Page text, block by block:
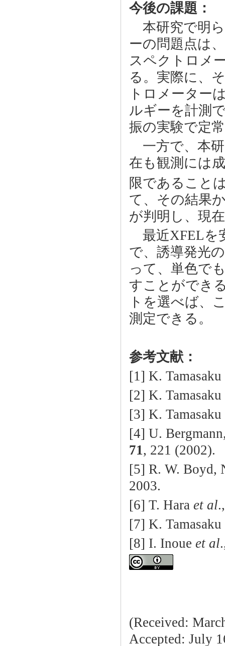
今後の課題：
本研究で明
ーの問題点は
スペクトロメ
る。実際に、
トロメーター
ルギーを計測
振の実験で定
一方で、本
在も観測には
限であること
て、その結果
が判明し、現
最近XFELを
で、誘導発光
って、単色で
すことができ
トを選べば、
測定できる。
参考文献：
[1] K. Tamasaku
[2] K. Tamasaku
[3] K. Tamasaku
[4] U.
71, 221 (2002).
[5] R. W. Boyd,
2003.
[6] T. Hara et al
[7] K. Tamasaku
[8] I. Inoue et al
(Received:
Accepted: July